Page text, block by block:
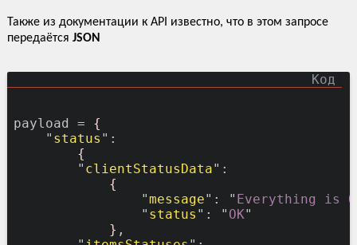
Также из документации к API известно, что в этом запросе
передаётся JSON
payload = {
    "
status ":
{
        "
clientStatusData":
{
                "
message": " Everything is
                "
status ": " OK"
} ,